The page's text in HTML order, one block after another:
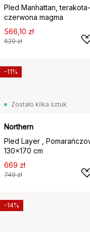
Pled Manhattan, terakota-
czerwona magma
566,10 zł
629 zł
Zostało kilka sztuk
Northern
Pled Layer ,
130x170 cm
669 zł
749 zł
-11%
-14%